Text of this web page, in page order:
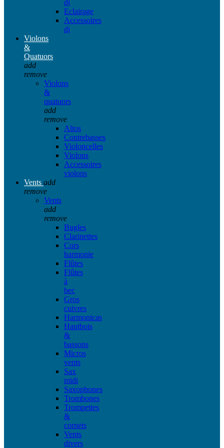
dj
Eclairage
Accessoires
dj
Violons
&
Quatuors
add
remove
Violons
&
quatuors
add
remove
Altos
Contrebasses
Violoncelles
Violons
Accessoires
violons
Vents add
remove
Vents
add
remove
Bugles
Clarinettes
Cors
harmonie
Flûtes
Flûtes
à
bec
Gros
cuivres
Harmonicas
Hautbois
&
bassons
Micros
vents
Sax
midi
Saxophones
Trombones
Trompettes
&
cornets
Vents
divers